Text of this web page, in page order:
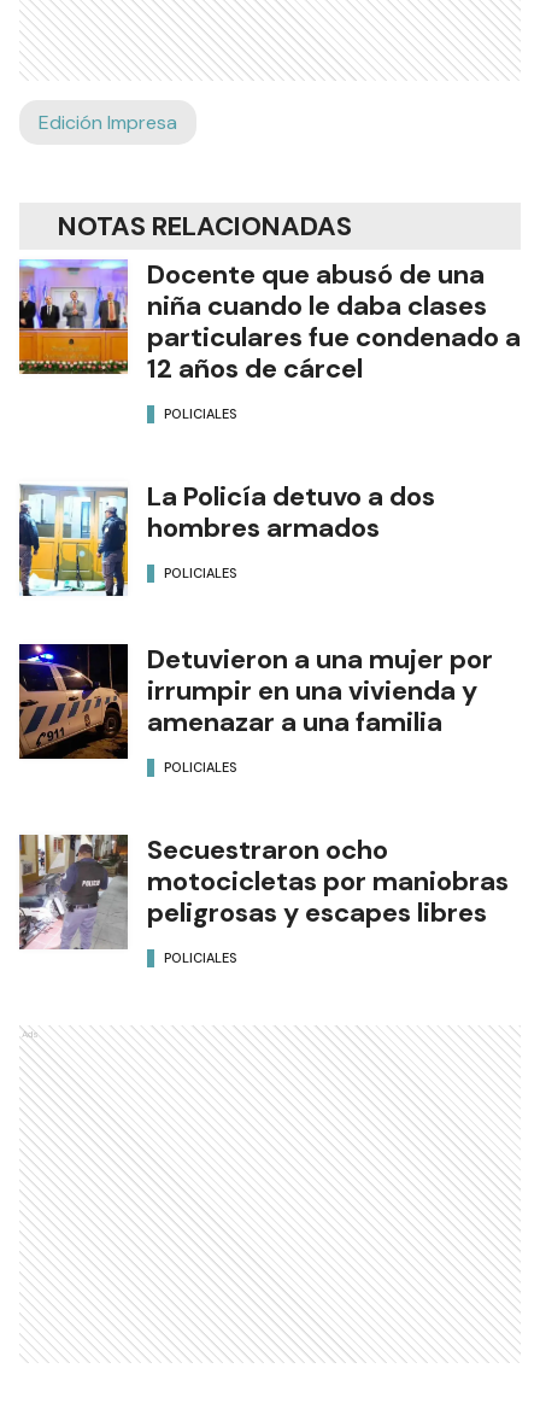
Edición Impresa
NOTAS RELACIONADAS
Docente que abusó de una
niña cuando le daba clases
particulares fue condenado a
12 años de cárcel
POLICIALES
La Policía detuvo a dos
hombres armados
POLICIALES
Detuvieron a una mujer por
irrumpir en una vivienda y
amenazar a una familia
POLICIALES
Secuestraron ocho
motocicletas por maniobras
peligrosas y escapes libres
POLICIALES
Ads